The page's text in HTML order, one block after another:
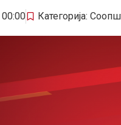
00:00 Категорија: